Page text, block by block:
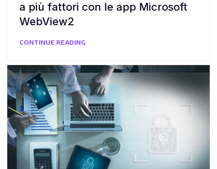
a più fattori con le app Microsoft
WebView2
CONTINUE READING